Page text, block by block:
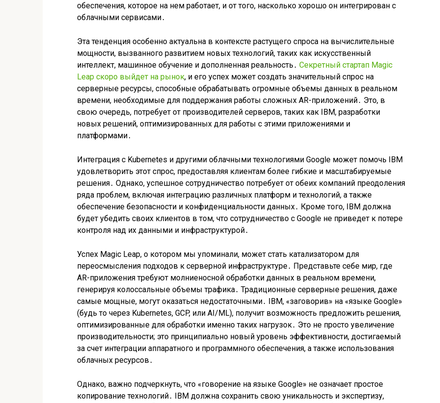
обеспечения, которое на нем работает, и от того, насколько хорошо он интегрирован с
облачными сервисами․
Эта тенденция особенно актуальна в контексте растущего спроса на вычислительные
мощности, вызванного развитием новых технологий, таких как искусственный
интеллект, машинное обучение и дополненная реальность․ Секретный стартап Magic
Leap скоро выйдет на рынок, и его успех может создать значительный спрос на
серверные ресурсы, способные обрабатывать огромные объемы данных в реальном
времени, необходимые для поддержания работы сложных AR-приложений․ Это, в
свою очередь, потребует от производителей серверов, таких как IBM, разработки
новых решений, оптимизированных для работы с этими приложениями и
платформами․
Интеграция с Kubernetes и другими облачными технологиями Google может помочь IBM
удовлетворить этот спрос, предоставляя клиентам более гибкие и масштабируемые
решения․ Однако, успешное сотрудничество потребует от обеих компаний преодоления
ряда проблем, включая интеграцию различных платформ и технологий, а также
обеспечение безопасности и конфиденциальности данных․ Кроме того, IBM должна
будет убедить своих клиентов в том, что сотрудничество с Google не приведет к потере
контроля над их данными и инфраструктурой․
Успех Magic Leap, о котором мы упоминали, может стать катализатором для
переосмысления подходов к серверной инфраструктуре․ Представьте себе мир, где
AR-приложения требуют молниеносной обработки данных в реальном времени,
генерируя колоссальные объемы трафика․ Традиционные серверные решения, даже
самые мощные, могут оказаться недостаточными․ IBM, «заговорив» на «языке Google»
(будь то через Kubernetes, GCP, или AI/ML), получит возможность предложить решения,
оптимизированные для обработки именно таких нагрузок․ Это не просто увеличение
производительности; это принципиально новый уровень эффективности, достигаемый
за счет интеграции аппаратного и программного обеспечения, а также использования
облачных ресурсов․
Однако, важно подчеркнуть, что «говорение на языке Google» не означает простое
копирование технологий․ IBM должна сохранить свою уникальность и экспертизу,